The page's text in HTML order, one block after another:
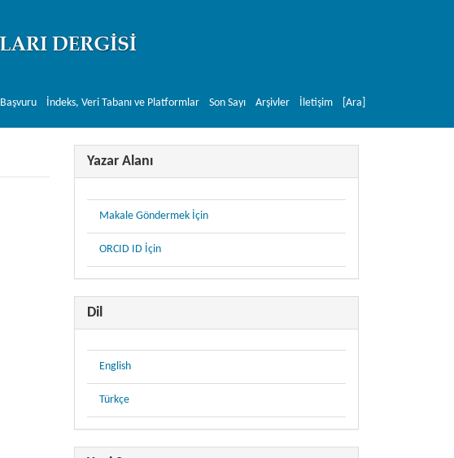
Başvuru İndeks, Veri Tabanı ve Platformlar Son Sayı Arşivler İletişim [Ara]
Yazar Alanı
Makale Göndermek İçin
ORCID ID İçin
Dil
English
Türkçe